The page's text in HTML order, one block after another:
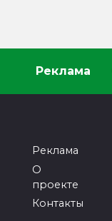
Реклама
Реклама
О
проекте
Контакты